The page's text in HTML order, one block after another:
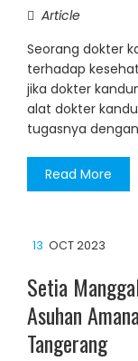
Article
Seorang dokter
terhadap
jika dokter
alat dokter
tugasnya
Read More
13 OCT 2023
Setia
Asuhan
Tangerang